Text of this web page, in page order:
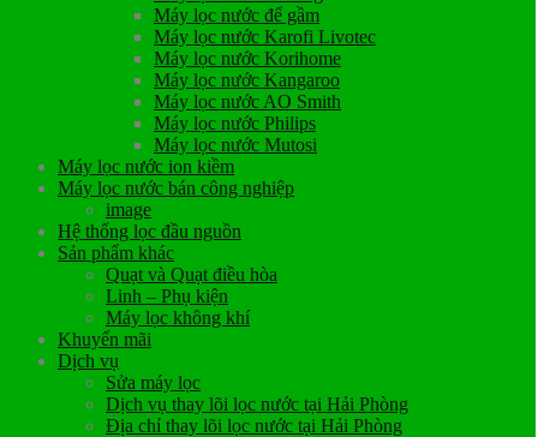
Máy lọc nước để gầm
Máy lọc nước Karofi Livotec
Máy lọc nước Korihome
Máy lọc nước Kangaroo
Máy lọc nước AO Smith
Máy lọc nước Philips
Máy lọc nước Mutosi
Máy lọc nước ion kiềm
Máy lọc nước bán công nghiệp
image
Hệ thống lọc đầu nguồn
Sản phẩm khác
Quạt và Quạt điều hòa
Linh – Phụ kiện
Máy lọc không khí
Khuyến mãi
Dịch vụ
Sửa máy lọc
Dịch vụ thay lõi lọc nước tại Hải Phòng
Địa chỉ thay lõi lọc nước tại Hải Phòng